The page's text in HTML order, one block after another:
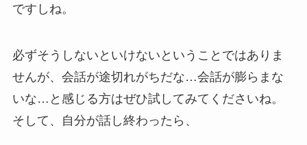
ですしね。
必ずそうしないといけないということではありま
せんが、会話が途切れがちだな…会話が膨らまな
いな…と感じる方はぜひ試してみてくださいね。
そして、自分が話し終わったら、